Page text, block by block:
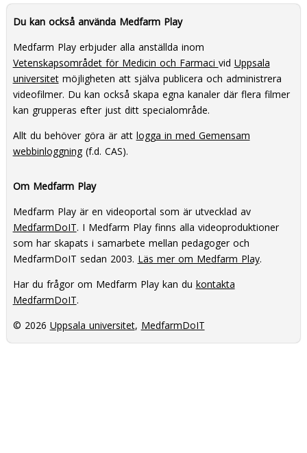
Du kan också använda Medfarm Play
Medfarm Play erbjuder alla anställda inom
Vetenskapsområdet för Medicin och Farmaci vid Uppsala
universitetmöjligheten att själva publicera och administrera
videofilmer. Du kan också skapa egna kanaler där flera filmer
kan grupperas efter just ditt specialområde.
Allt du behöver göra är att logga in med Gemensam
webbinloggning(f.d. CAS).
Om Medfarm Play
Medfarm Play är en videoportal som är utvecklad av
MedfarmDoIT. I Medfarm Play finns alla videoproduktioner
som har skapats i samarbete mellan pedagoger och
MedfarmDoIT sedan 2003. Läs mer om Medfarm Play.
Har du frågor om Medfarm Play kan du kontakta
MedfarmDoIT.
© 2026 Uppsala universitet, MedfarmDoIT